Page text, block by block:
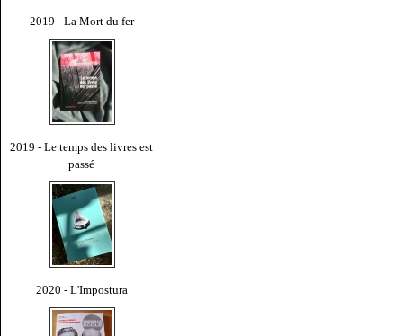
2019 - La Mort du fer
2019 - Le temps des livres est
passé
2020 - L'Impostura